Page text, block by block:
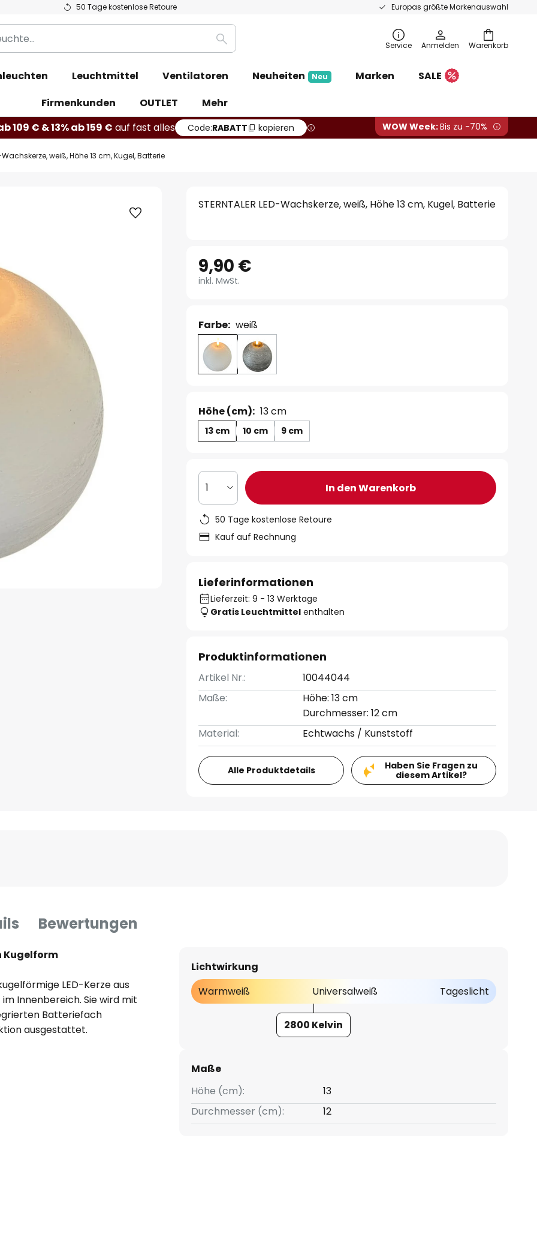
50 Tage kostenlose Retoure Europas größte Markenauswahl
Warenkorb
Suche Service Anmelden
Leuchtmittel Ventilatoren Neuheiten Neu Marken
SALE
Firmenkunden
OUTLET
Mehr
109 € & 13% ab 159 € auf fast alles Code:RABATT kopieren WOW Week:Bis zu -70%
Wachskerze, weiß, Höhe 13 cm, Kugel, Batterie
STERNTALER LED-Wachskerze, weiß, Höhe 13 cm, Kugel, Batterie
9,90 €
inkl. MwSt.
Farbe: weiß
Höhe (cm): 13 cm
13 cm 10 cm 9 cm
1 In den Warenkorb
50 Tage kostenlose Retoure
Kauf auf Rechnung
Lieferinformationen
Lieferzeit: 9 - 13 Werktage
Gratis Leuchtmittel enthalten
Produktinformationen
Artikel Nr.:
10044044
Maße:
Höhe: 13 cm
Durchmesser: 12 cm
Material:
Echtwachs / Kunststoff
Alle Produktdetails
Haben Sie Fragen zu
diesem Artikel?
Bewertungen
Kugelform
LED-Kerze aus
Innenbereich. Sie wird mit
Batteriefach
ausgestattet.
Lichtwirkung
Warmweiß
Universalweiß Tageslicht
2800 Kelvin
Maße
Höhe (cm):
13
Durchmesser (cm):
12